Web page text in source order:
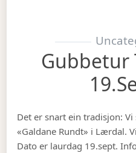
Gubbetur
Det er snart ein tradisjon:
«Galdane Rundt» i Lærdal.
Dato er laurdag 19.sept.